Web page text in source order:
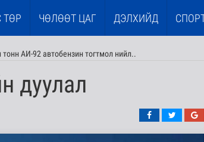
ТӨР ЧӨЛӨӨТ ЦАГ ДЭЛХИЙД
АИ-92 автобензин тогтмол нийл..
дуулал